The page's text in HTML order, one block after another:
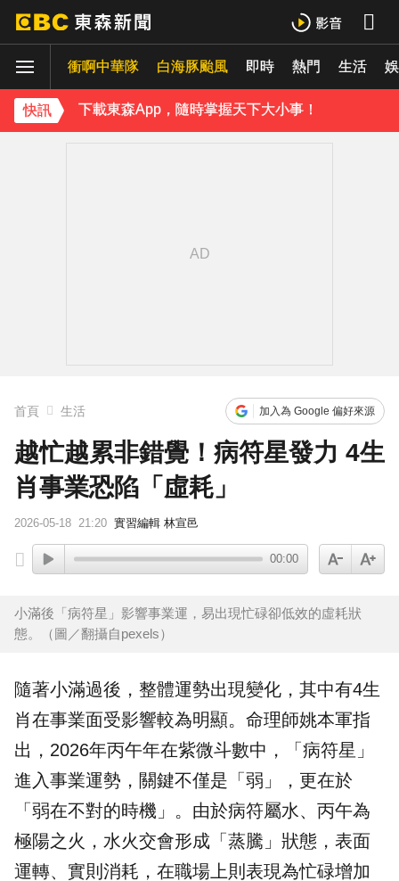
衝啊中華隊 白海豚颱風 即時 熱門 生活
快訊
下載東森App，隨時掌握天下大小事！
《理財達人秀》X 安聯投信免費講座報名中！搶先卡位 2027
下載東森App，隨時掌握天下大小事！
首頁 生活 加入為 Google 偏好來源
越忙越累非錯覺！病符星發力 4生
肖事業恐陷「虛耗」
2026-05-18 21:20 實習編輯 林宣邑
00:00
小滿後「病符星」影響事業運，易出現忙碌卻低效的虛耗狀
態。（圖／翻攝自pexels）
隨著小滿過後，整體運勢出現變化，其中有4生
肖在事業面受影響較為明顯。 命理師姚本軍指
出，2026年丙午年在紫微斗數中，「 病符星 」
進入事業運勢，關鍵不僅是「弱」，更在於
「弱在不對的時機」。由於病符屬水、丙午為
極陽之火，水火交會形成「蒸騰」狀態，表面
運轉、實則消耗，在職場上則表現為忙碌增加